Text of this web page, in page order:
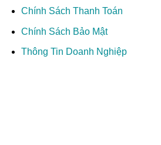
Chính Sách Thanh Toán
Chính Sách Bảo Mật
Thông Tin Doanh Nghiệp